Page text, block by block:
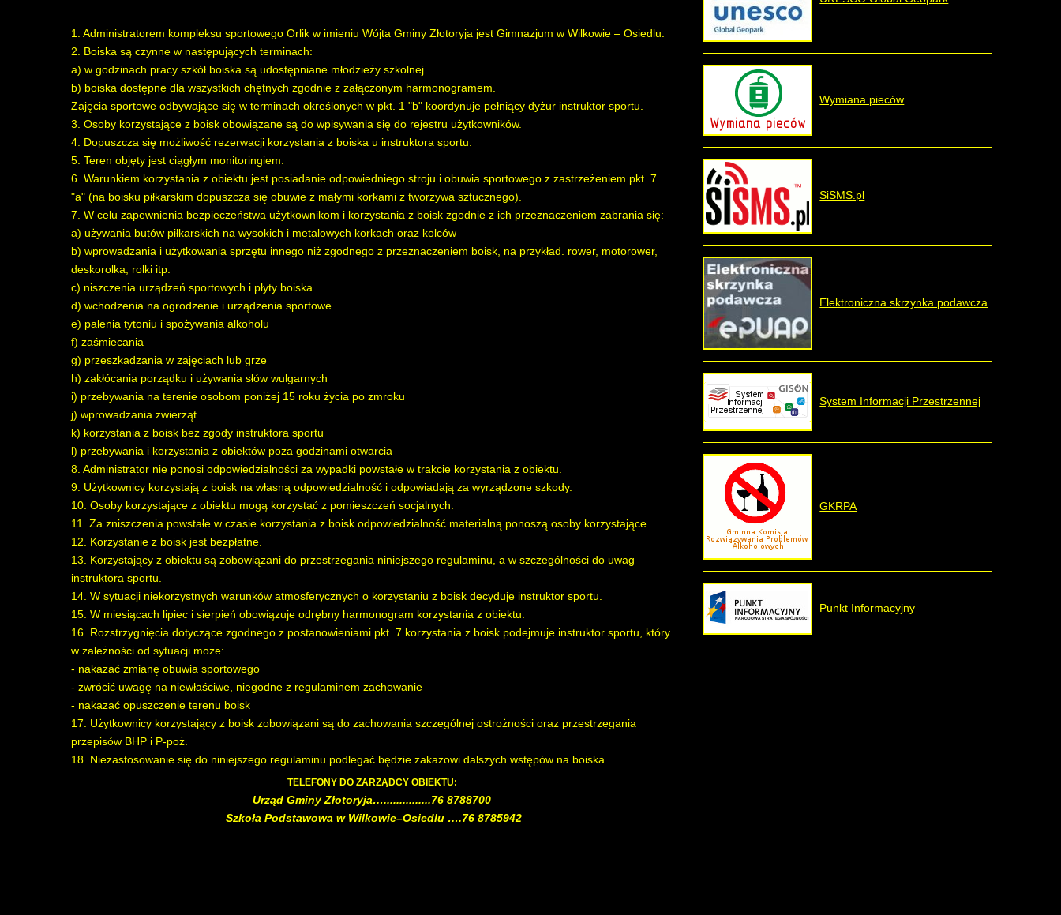
1. Administratorem kompleksu sportowego Orlik w imieniu Wójta Gminy Złotoryja jest Gimnazjum w Wilkowie – Osiedlu.
2. Boiska są czynne w następujących terminach:
a) w godzinach pracy szkół boiska są udostępniane młodzieży szkolnej
b) boiska dostępne dla wszystkich chętnych zgodnie z załączonym harmonogramem.
Zajęcia sportowe odbywające się w terminach określonych w pkt. 1 "b" koordynuje pełniący dyżur instruktor sportu.
3. Osoby korzystające z boisk obowiązane są do wpisywania się do rejestru użytkowników.
4. Dopuszcza się możliwość rezerwacji korzystania z boiska u instruktora sportu.
5. Teren objęty jest ciągłym monitoringiem.
6. Warunkiem korzystania z obiektu jest posiadanie odpowiedniego stroju i obuwia sportowego z zastrzeżeniem pkt. 7
"a" (na boisku piłkarskim dopuszcza się obuwie z małymi korkami z tworzywa sztucznego).
7. W celu zapewnienia bezpieczeństwa użytkownikom i korzystania z boisk zgodnie z ich przeznaczeniem zabrania się:
a) używania butów piłkarskich na wysokich i metalowych korkach oraz kolców
b) wprowadzania i użytkowania sprzętu innego niż zgodnego z przeznaczeniem boisk, na przykład. rower, motorower,
deskorolka, rolki itp.
c) niszczenia urządzeń sportowych i płyty boiska
d) wchodzenia na ogrodzenie i urządzenia sportowe
e) palenia tytoniu i spożywania alkoholu
f) zaśmiecania
g) przeszkadzania w zajęciach lub grze
h) zakłócania porządku i używania słów wulgarnych
i) przebywania na terenie osobom poniżej 15 roku życia po zmroku
j) wprowadzania zwierząt
k) korzystania z boisk bez zgody instruktora sportu
l) przebywania i korzystania z obiektów poza godzinami otwarcia
8. Administrator nie ponosi odpowiedzialności za wypadki powstałe w trakcie korzystania z obiektu.
9. Użytkownicy korzystają z boisk na własną odpowiedzialność i odpowiadają za wyrządzone szkody.
10. Osoby korzystające z obiektu mogą korzystać z pomieszczeń socjalnych.
11. Za zniszczenia powstałe w czasie korzystania z boisk odpowiedzialność materialną ponoszą osoby korzystające.
12. Korzystanie z boisk jest bezpłatne.
13. Korzystający z obiektu są zobowiązani do przestrzegania niniejszego regulaminu, a w szczególności do uwag
instruktora sportu.
14. W sytuacji niekorzystnych warunków atmosferycznych o korzystaniu z boisk decyduje instruktor sportu.
15. W miesiącach lipiec i sierpień obowiązuje odrębny harmonogram korzystania z obiektu.
16. Rozstrzygnięcia dotyczące zgodnego z postanowieniami pkt. 7 korzystania z boisk podejmuje instruktor sportu, który
w zależności od sytuacji może:
- nakazać zmianę obuwia sportowego
- zwrócić uwagę na niewłaściwe, niegodne z regulaminem zachowanie
- nakazać opuszczenie terenu boisk
17. Użytkownicy korzystający z boisk zobowiązani są do zachowania szczególnej ostrożności oraz przestrzegania
przepisów BHP i P-poż.
18. Niezastosowanie się do niniejszego regulaminu podlegać będzie zakazowi dalszych wstępów na boiska.
TELEFONY DO ZARZĄDCY OBIEKTU:
Urząd Gminy Złotoryja…...............76 8788700
Szkoła Podstawowa w Wilkowie–Osiedlu ….76 8785942
Wymiana pieców
SiSMS.pl
Elektroniczna skrzynka podawcza
System Informacji Przestrzennej
GKRPA
Punkt Informacyjny